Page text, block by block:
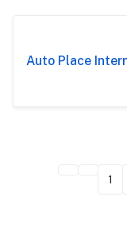
Auto Place
1